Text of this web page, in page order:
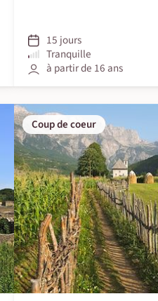
15 jours
Tranquille
à partir de 16 ans
Coup de coeur